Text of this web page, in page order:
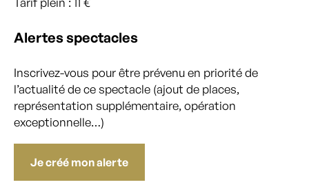
Alertes spectacles
Inscrivez-vous pour être prévenu en priorité de
l’actualité de ce spectacle (ajout de places,
représentation supplémentaire, opération
exceptionnelle…)
Je créé mon alerte